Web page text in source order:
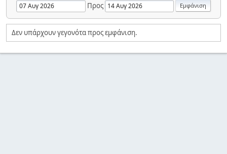
Προς
Δεν υπάρχουν γεγονότα προς εμφάνιση.